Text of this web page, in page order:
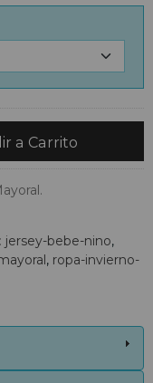
a Carrito
jersey-bebe-nino
ropa-invierno-